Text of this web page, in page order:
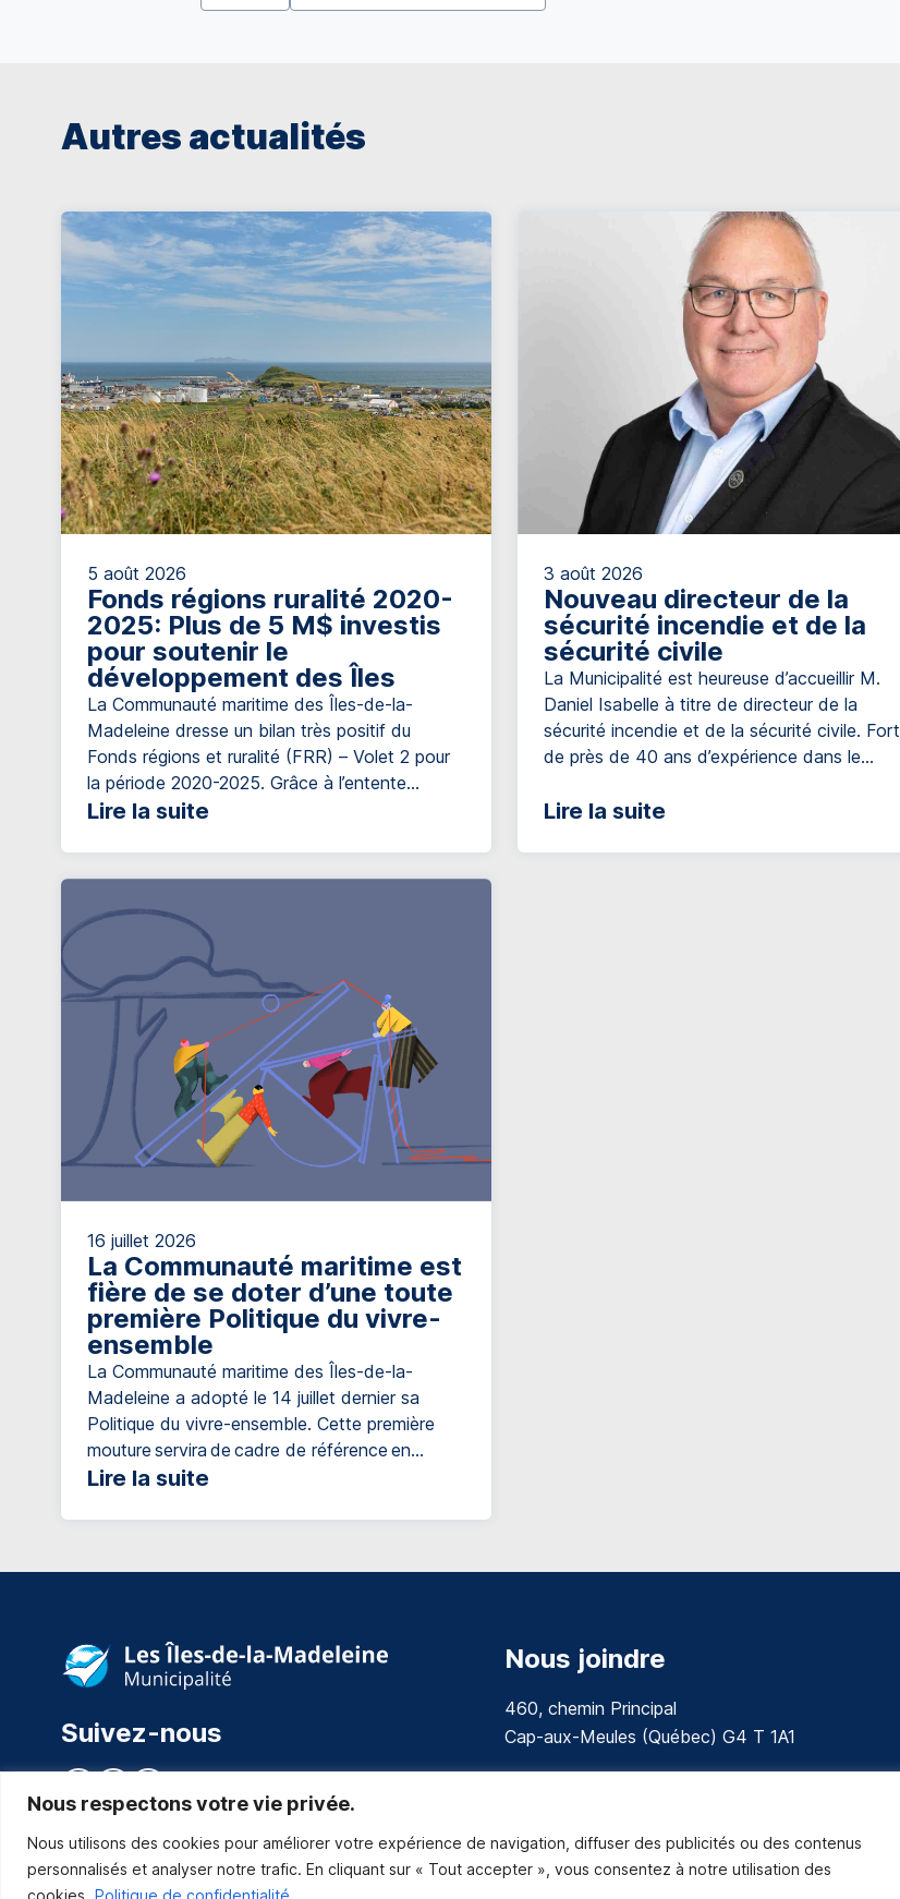
Nous respectons votre vie privée.
Nous utilisons des cookies pour améliorer votre expérience de navigation, diffuser des publicités ou des contenus
personnalisés et analyser notre trafic. En cliquant sur « Tout accepter », vous consentez à notre utilisation des
cookies. Politique de confidentialité
Autres actualités
5 août 2026
Fonds régions ruralité 2020-
2025: Plus de 5 M$ investis
pour soutenir le
développement des Îles
La Communauté maritime des Îles-de-la-
Madeleine dresse un bilan très positif du
Fonds régions et ruralité (FRR) – Volet 2 pour
la période 2020-2025. Grâce à l’entente
conclue entre le ministère des Affaires
Madeleine, plus de 5,54 M$ ont été investis
afin de soutenir le développement local […]
Lire la suite
3 août 2026
Nouveau directeur de la
sécurité incendie et de la
sécurité civile
La Municipalité est heureuse d’accueillir M.
Daniel Isabelle à titre de directeur de la
sécurité incendie et de la sécurité civile. Fort
de près de 40 ans d’expérience dans le
impressionnant qui témoigne de son
Lire la suite
16 juillet 2026
La Communauté maritime est
fière de se doter d’une toute
première Politique du vivre-
ensemble
La Communauté maritime des Îles-de-la-
Madeleine a adopté le 14 juillet dernier sa
Politique du vivre-ensemble. Cette première
mouture servira de cadre de référence en
matière d’inclusion, à la fois pour orienter les
Lire la suite
Suivez-nous
Nous joindre
460, chemin Principal
Cap-aux-Meules (Québec) G4 T 1A1
Composez le 1 en tout temps pour toutes urgences.